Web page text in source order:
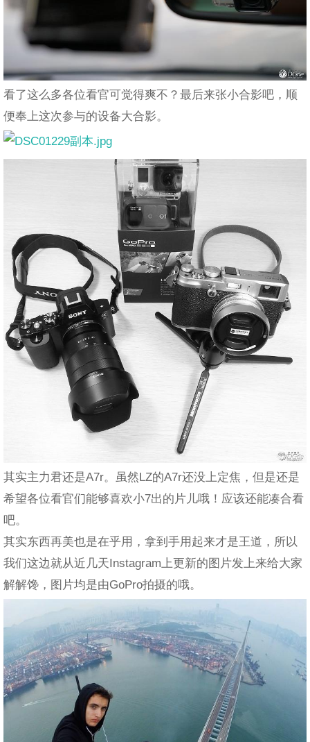
看了这么多各位看官可觉得爽不？最后来张小合影吧，顺
便奉上这次参与的设备大合影。
其实主力君还是A7r。虽然LZ的A7r还没上定焦，但是还是
希望各位看官们能够喜欢小7出的片儿哦！应该还能凑合看
吧。
其实东西再美也是在乎用，拿到手用起来才是王道，所以
我们这边就从近几天Instagram上更新的图片发上来给大家
解解馋，图片均是由GoPro拍摄的哦。